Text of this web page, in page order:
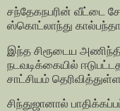
சந்தேகநபரின் வீட்டை
ஸ்கொட்லாந்து
இந்த சிரூடைய
நடவடிக்கையில்
சாட்சியம்
சிந்துஜானால்